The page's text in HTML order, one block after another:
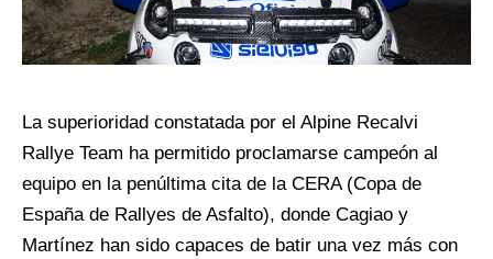
La superioridad constatada por el Alpine Recalvi
Rallye Team ha permitido proclamarse campeón al
equipo en la penúltima cita de la CERA (Copa de
España de Rallyes de Asfalto), donde Cagiao y
Martínez han sido capaces de batir una vez más con